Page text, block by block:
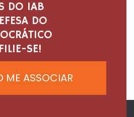
DO IAB
DO
SE!
ME ASSOCIAR